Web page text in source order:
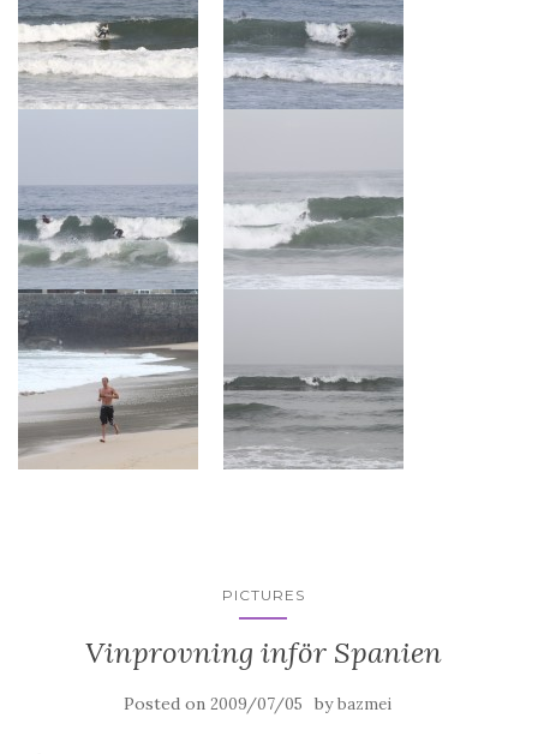
PICTURES
Vinprovning inför Spanien
Posted on 2009/07/05 bybazmei